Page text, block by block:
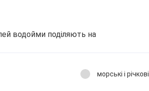
водойми поділяють на
морські і річкові